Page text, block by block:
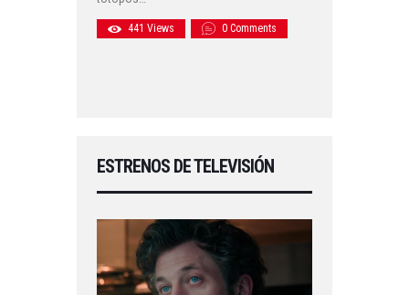
441 Views 0 Comments
ESTRENOS DE TELEVISIÓN